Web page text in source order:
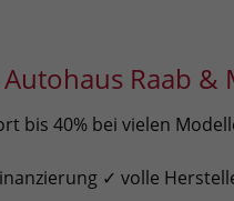
Raab &
bis 40% bei vielen
✓ volle